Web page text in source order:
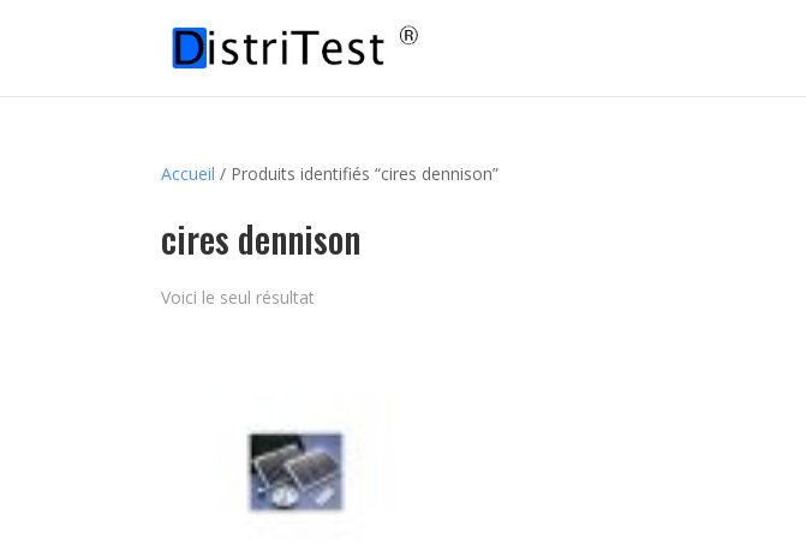
Accueil / Produits identifiés “cires dennison”
cires dennison
Voici le seul résultat